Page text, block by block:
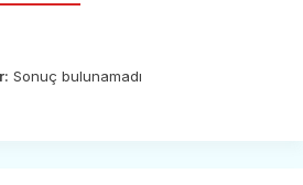
Sonuç bulunamadı